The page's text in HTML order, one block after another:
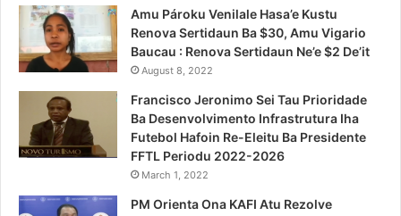
Amu Pároku Venilale Hasa’e Kustu
Renova Sertidaun Ba $30, Amu Vigario
Baucau : Renova Sertidaun Ne’e $2 De’it
August 8, 2022
Francisco Jeronimo Sei Tau Prioridade
Ba Desenvolvimento Infrastrutura Iha
Futebol Hafoin Re-Eleitu Ba Presidente
FFTL Periodu 2022-2026
March 1, 2022
PM Orienta Ona KAFI Atu Rezolve